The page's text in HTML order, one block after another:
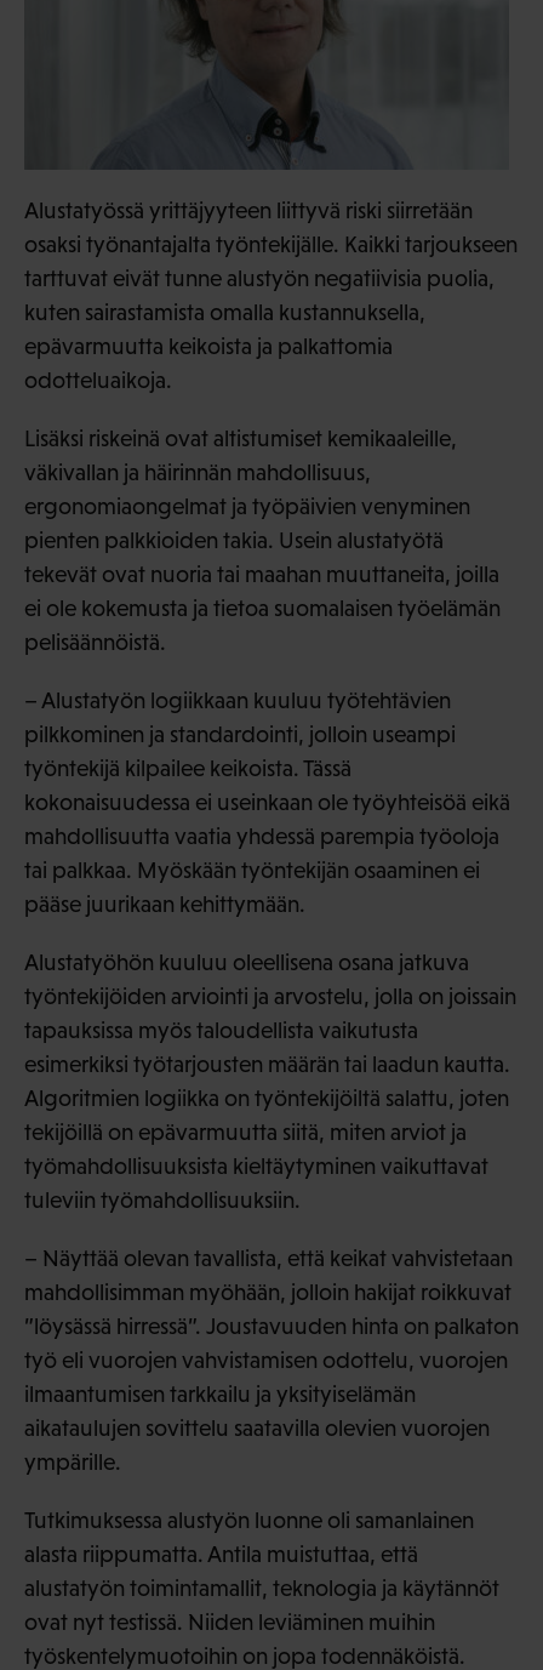
Alustatyössä yrittäjyyteen liittyvä riski siirretään
osaksi työnantajalta työntekijälle. Kaikki tarjoukseen
tarttuvat eivät tunne alustyön negatiivisia puolia,
kuten sairastamista omalla kustannuksella,
epävarmuutta keikoista ja palkattomia
odotteluaikoja.
Lisäksi riskeinä ovat altistumiset kemikaaleille,
väkivallan ja häirinnän mahdollisuus,
ergonomiaongelmat ja työpäivien venyminen
pienten palkkioiden takia. Usein alustatyötä
tekevät ovat nuoria tai maahan muuttaneita, joilla
ei ole kokemusta ja tietoa suomalaisen työelämän
pelisäännöistä.
– Alustatyön logiikkaan kuuluu työtehtävien
pilkkominen ja standardointi, jolloin useampi
työntekijä kilpailee keikoista. Tässä
kokonaisuudessa ei useinkaan ole työyhteisöä eikä
mahdollisuutta vaatia yhdessä parempia työoloja
tai palkkaa. Myöskään työntekijän osaaminen ei
pääse juurikaan kehittymään.
Alustatyöhön kuuluu oleellisena osana jatkuva
työntekijöiden arviointi ja arvostelu, jolla on joissain
tapauksissa myös taloudellista vaikutusta
esimerkiksi työtarjousten määrän tai laadun kautta.
Algoritmien logiikka on työntekijöiltä salattu, joten
tekijöillä on epävarmuutta siitä, miten arviot ja
työmahdollisuuksista kieltäytyminen vaikuttavat
tuleviin työmahdollisuuksiin.
– Näyttää olevan tavallista, että keikat vahvistetaan
mahdollisimman myöhään, jolloin hakijat roikkuvat
”löysässä hirressä”. Joustavuuden hinta on palkaton
työ eli vuorojen vahvistamisen odottelu, vuorojen
ilmaantumisen tarkkailu ja yksityiselämän
aikataulujen sovittelu saatavilla olevien vuorojen
ympärille.
Tutkimuksessa alustyön luonne oli samanlainen
alasta riippumatta. Antila muistuttaa, että
alustatyön toimintamallit, teknologia ja käytännöt
ovat nyt testissä. Niiden leviäminen muihin
työskentelymuotoihin on jopa todennäköistä.